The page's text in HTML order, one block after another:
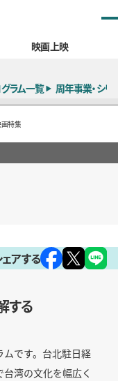
映画上映
ラム一覧 周年事業・シリ
特集
アする
する
です。台北駐日経
湾の文化を幅広く